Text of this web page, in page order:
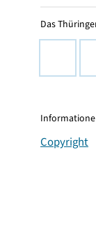
Das
Copyright